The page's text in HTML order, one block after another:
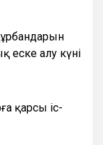
алу күні
қарсы іс-